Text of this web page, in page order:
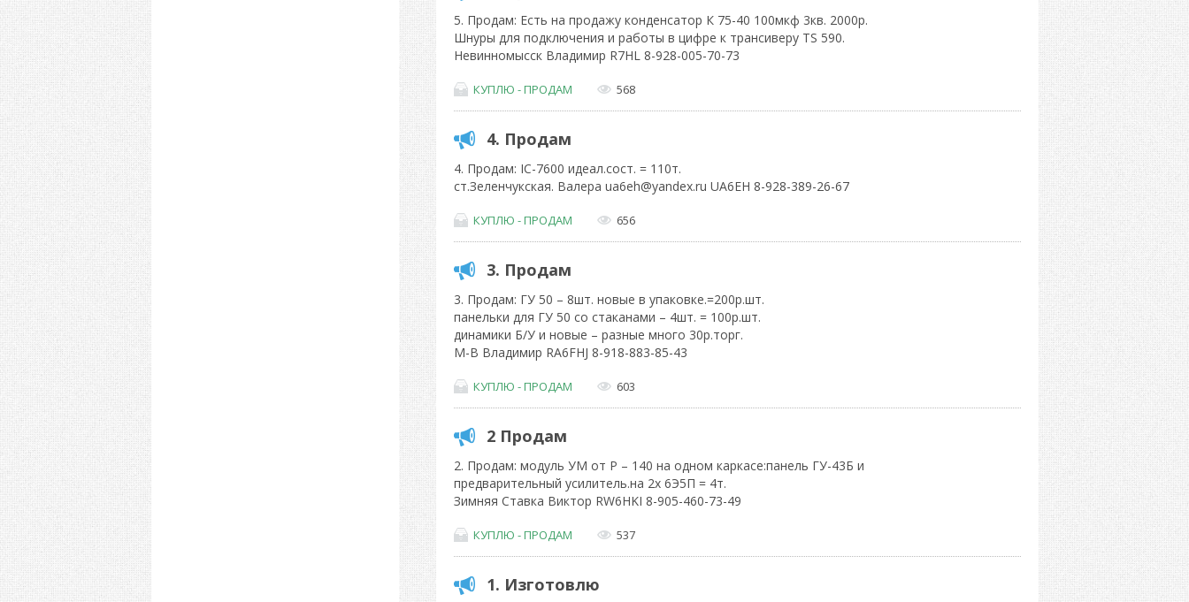
5. Продам: Есть на продажу конденсатор К 75-40 100мкф 3кв. 2000р.
Шнуры для подключения и работы в цифре к трансиверу TS 590.
Невинномысск Владимир R7HL 8-928-005-70-73
КУПЛЮ - ПРОДАМ 568
4. Продам
4. Продам: IC-7600 идеал.сост. = 110т.
ст.Зеленчукская. Валера ua6eh@yandex.ru UA6EH 8-928-389-26-67
КУПЛЮ - ПРОДАМ 656
3. Продам
3. Продам: ГУ 50 – 8шт. новые в упаковке.=200р.шт.
панельки для ГУ 50 со стаканами – 4шт. = 100р.шт.
динамики Б/У и новые – разные много 30р.торг.
М-В Владимир RA6FHJ 8-918-883-85-43
КУПЛЮ - ПРОДАМ 603
2 Продам
2. Продам: модуль УМ от Р – 140 на одном каркасе:панель ГУ-43Б и
предварительный усилитель.на 2х 6Э5П = 4т.
Зимняя Ставка Виктор RW6HKI 8-905-460-73-49
КУПЛЮ - ПРОДАМ 537
1. Изготовлю